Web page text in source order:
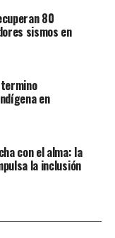
80
sismos en
en
con el alma: la
la inclusión